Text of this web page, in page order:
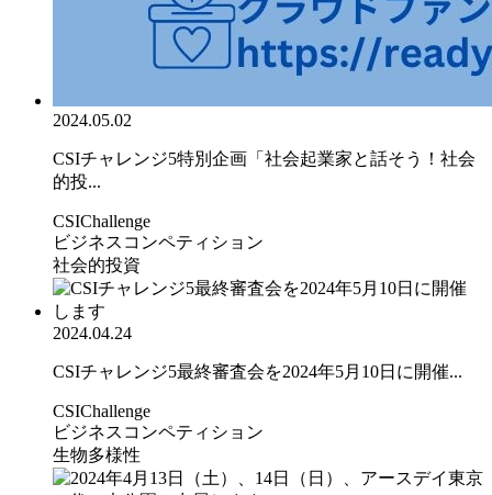
2024.05.02
CSIチャレンジ5特別企画「社会起業家と話そう！社会
的投...
CSIChallenge
ビジネスコンペティション
社会的投資
2024.04.24
CSIチャレンジ5最終審査会を2024年5月10日に開催...
CSIChallenge
ビジネスコンペティション
生物多様性